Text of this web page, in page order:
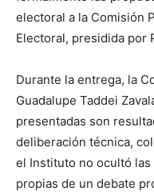
electoral a la Comisión
Electoral, presidida por
Durante la entrega, la
Guadalupe Taddei
presentadas son
deliberación técnica,
el Instituto no ocultó
propias de un debate